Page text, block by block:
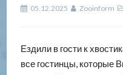
05.12.2025 Zooinform
Ездили в гости к
все гостинцы, которые